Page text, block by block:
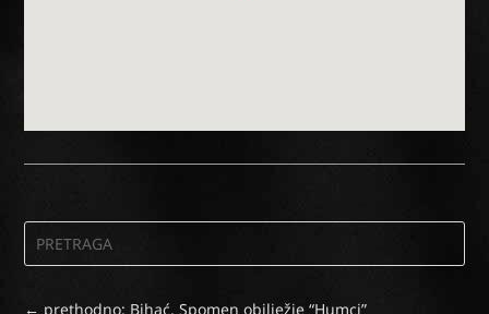
← prethodno: Bihać, Spomen obilježje “Humci”